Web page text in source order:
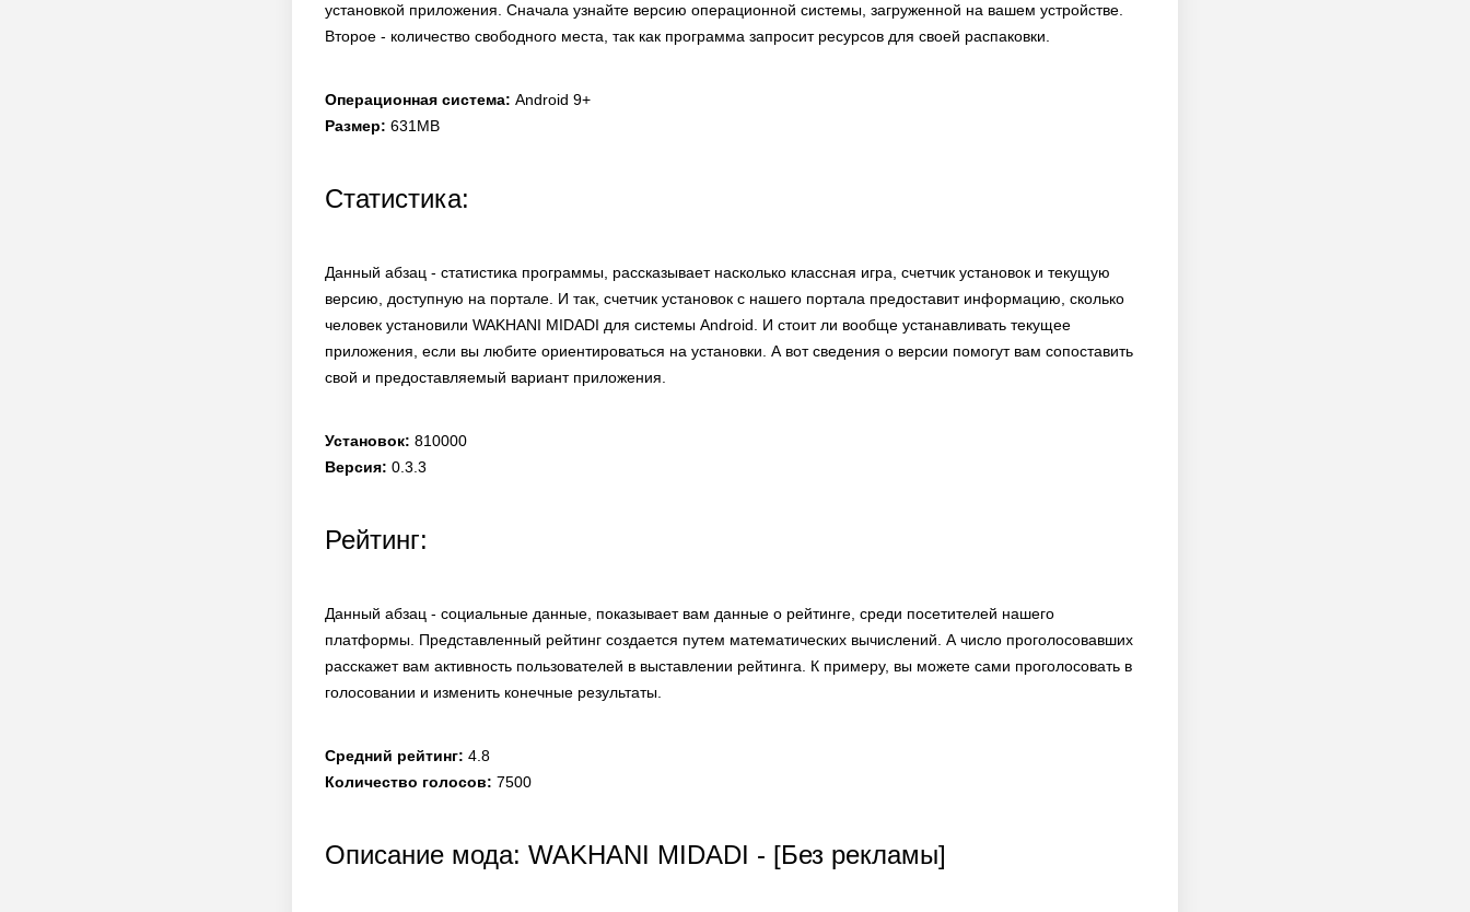
установкой приложения. Сначала узнайте версию операционной системы, загруженной на вашем устройстве.
Второе - количество свободного места, так как программа запросит ресурсов для своей распаковки.
Операционная система: Android 9+
Размер: 631MB
Статистика:
Данный абзац - статистика программы, рассказывает насколько классная игра, счетчик установок и текущую
версию, доступную на портале. И так, счетчик установок с нашего портала предоставит информацию, сколько
человек установили WAKHANI MIDADI для системы Android. И стоит ли вообще устанавливать текущее
приложения, если вы любите ориентироваться на установки. А вот сведения о версии помогут вам сопоставить
свой и предоставляемый вариант приложения.
Установок: 810000
Версия: 0.3.3
Рейтинг:
Данный абзац - социальные данные, показывает вам данные о рейтинге, среди посетителей нашего
платформы. Представленный рейтинг создается путем математических вычислений. А число проголосовавших
расскажет вам активность пользователей в выставлении рейтинга. К примеру, вы можете сами проголосовать в
голосовании и изменить конечные результаты.
Средний рейтинг: 4.8
Количество голосов: 7500
Описание мода: WAKHANI MIDADI - [Без рекламы]